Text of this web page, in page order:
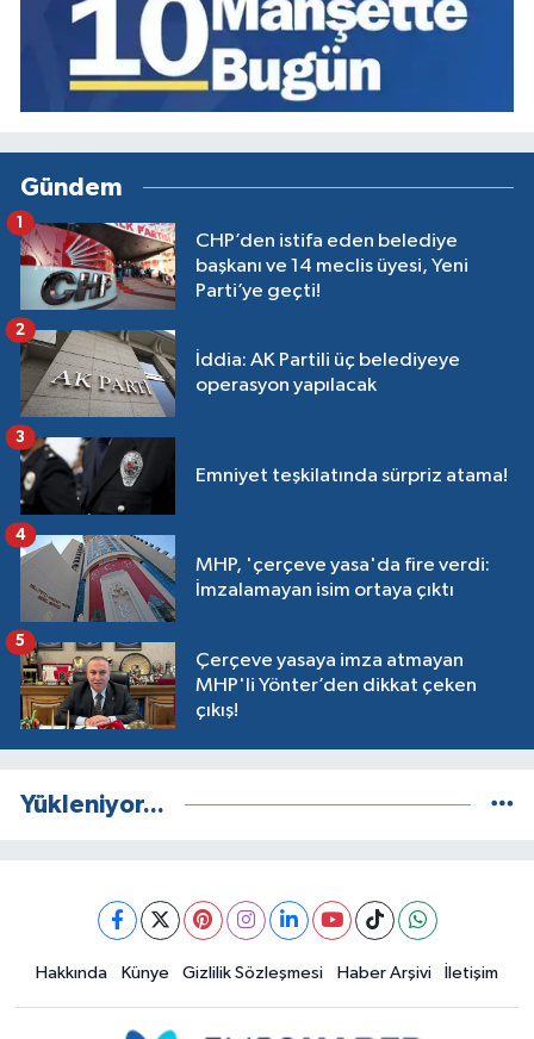
Gündem
CHP’den istifa eden belediye
başkanı ve 14 meclis üyesi, Yeni
Parti’ye geçti!
1
İddia: AK Partili üç belediyeye
operasyon yapılacak
2
Emniyet teşkilatında sürpriz atama!
3
MHP, 'çerçeve yasa'da fire verdi:
İmzalamayan isim ortaya çıktı
4
Çerçeve yasaya imza atmayan
MHP'li Yönter’den dikkat çeken
çıkış!
5
Yükleniyor...
Hakkında Künye Gizlilik Sözleşmesi Haber Arşivi İletişim